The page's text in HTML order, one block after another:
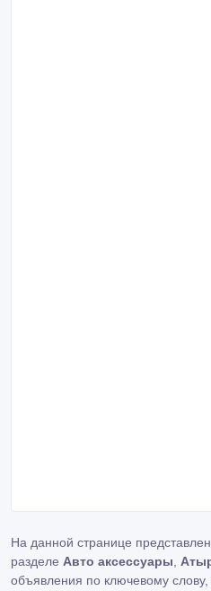
На данной странице
разделе Авто аксессуары
объявления по ключевому слову,